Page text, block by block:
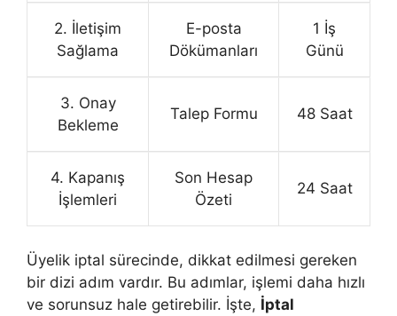
2. İletişim
Sağlama
E-posta
Dökümanları
1 İş
Günü
3. Onay
Bekleme
Talep Formu 48 Saat
4. Kapanış
İşlemleri
Son Hesap
Özeti
24 Saat
Üyelik iptal sürecinde, dikkat edilmesi gereken
bir dizi adım vardır. Bu adımlar, işlemi daha hızlı
ve sorunsuz hale getirebilir. İşte, İptal